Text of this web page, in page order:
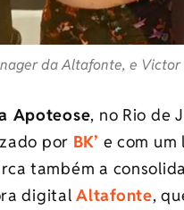
da Altafonte, e
Apoteose, no Rio de
por BK’ e com um
também a
digitalAltafonte,